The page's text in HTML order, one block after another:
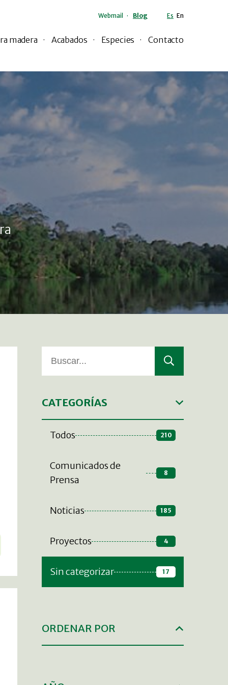
Webmail Blog Es En
madera Acabados Especies Contacto
CATEGORÍAS
Todos 210
Comunicados de
Prensa
8
Noticias 185
Proyectos 4
Sin categorizar 17
ORDENAR POR